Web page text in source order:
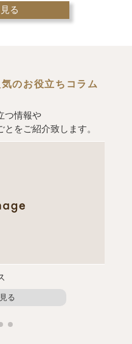
る
気のお役立ちコラム
つ情報や
をご紹介致します。
る